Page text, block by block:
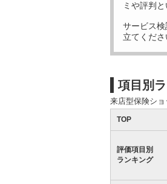
ミや評判
サービス検
立てくださ
項目別
来店型保険ショ
TOP
評価項目別
ランキング